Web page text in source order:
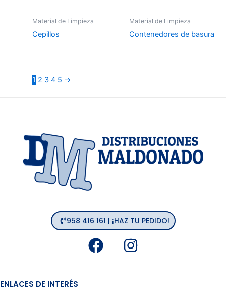
Material de Limpieza
Cepillos
Material de Limpieza
Contenedores de basura
1 2 3 4 5 →
958 416 161 | ¡HAZ TU PEDIDO!
F
a
I
n
ENLACES DE INTERÉS